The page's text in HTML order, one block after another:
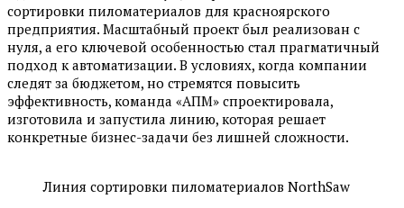
сортировки пиломатериалов для красноярского
предприятия. Масштабный проект был реализован с
нуля, а его ключевой особенностью стал прагматичный
подход к автоматизации. В условиях, когда компании
следят за бюджетом, но стремятся повысить
эффективность, команда «АПМ» спроектировала,
изготовила и запустила линию, которая решает
конкретные бизнес-задачи без лишней сложности.
Линия сортировки пиломатериалов NorthSaw